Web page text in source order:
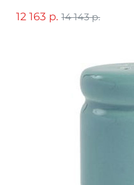
12 163 р. 14 143 р.